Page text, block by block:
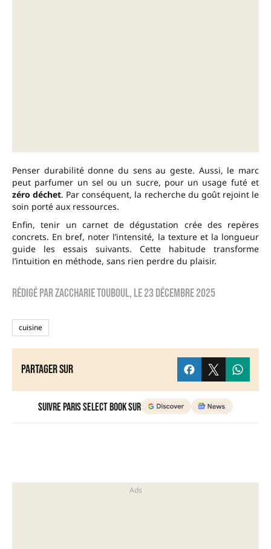
Penser durabilité donne du sens au geste. Aussi, le marc
peut parfumer un sel ou un sucre, pour un usage futé et
zéro déchet. Par conséquent, la recherche du goût rejoint le
soin porté aux ressources.
Enfin, tenir un carnet de dégustation crée des repères
concrets. En bref, noter l’intensité, la texture et la longueur
guide les essais suivants. Cette habitude transforme
l’intuition en méthode, sans rien perdre du plaisir.
Rédigé parzaccharie touboul, le23 décembre 2025
cuisine
Partager sur
Suivre Paris Select Book sur